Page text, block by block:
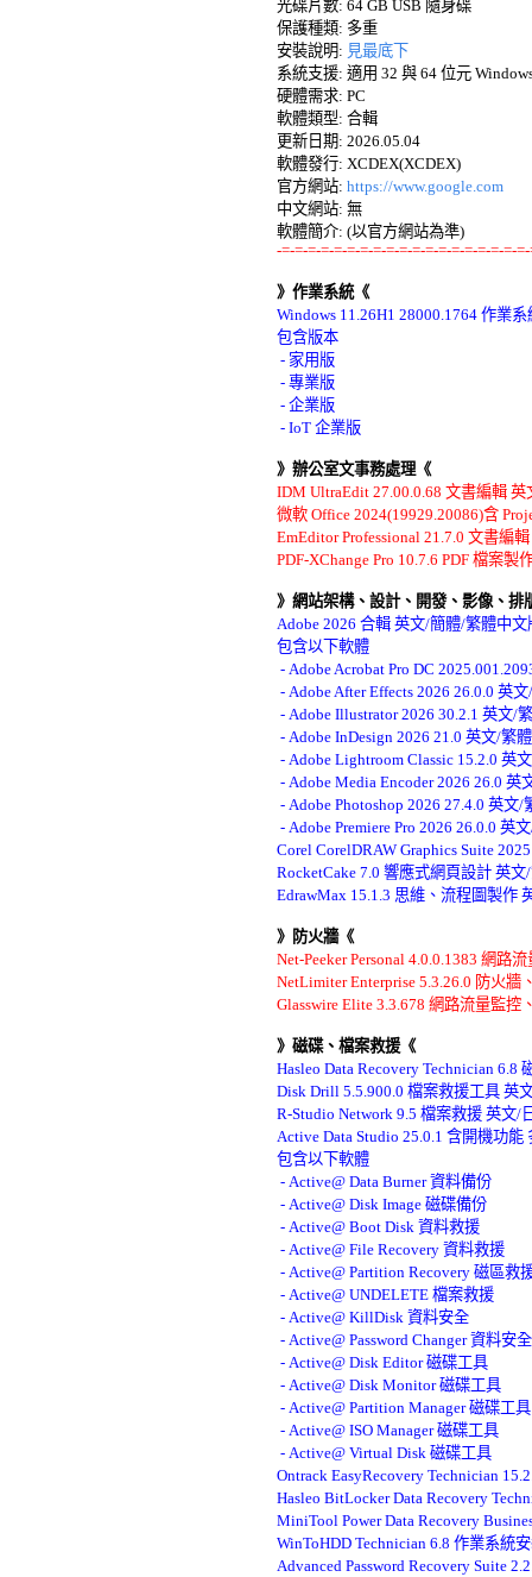
光碟片數: 64 GB USB 隨身碟
保護種類: 多重
安裝說明: 見最底下
系統支援: 適用 32 與 64 位元
硬體需求: PC
軟體類型: 合輯
更新日期: 2026.05.04
軟體發行: XCDEX(XCDEX)
官方網站: https://www.google.com
中文網站: 無
-=-=-=-=-=-=-=-=-=-=-=-=-=-=-=-=-=-=-
》作業系統《
Windows 11.26H1 28000.1764 作業
包含版本
- 家用版
- 專業版
- 企業版
》辦公室文事務處理《
IDM UltraEdit 27.00.0.68 文書編輯
微軟 Office 2024(19929.20086)含
EmEditor Professional 21.7.0 文書編
PDF-XChange Pro 10.7.6 PDF 檔案製
》網站架構、設計、開發、影像、排
Adobe 2026 合輯 英文/簡體/繁體中文
包含以下軟體
- Adobe Acrobat Pro DC
- Adobe After Effects 2026 26.0.0 英
- Adobe Illustrator 2026 30.2.1 英文/
- Adobe InDesign 2026 21.0 英文/繁
- Adobe Lightroom Classic 15.2.0 英
- Adobe Media Encoder 2026 26.0
- Adobe Photoshop 2026 27.4.0 英文
- Adobe Premiere Pro 2026 26.0.0 英
Corel CorelDRAW Graphics Suite
RocketCake 7.0 響應式網頁設計 英
EdrawMax 15.1.3 思維、流程圖製作
》防火牆《
Net-Peeker Personal 4.0.0.1383 網路
NetLimiter Enterprise 5.3.26.0 防火
》磁碟、檔案救援《
Hasleo Data Recovery Technician
Disk Drill 5.5.900.0 檔案救援工具 英
R-Studio Network 9.5 檔案救援 英文/
Active Data Studio 25.0.1 含開機功
包含以下軟體
- Active@ Data Burner 資料備份
- Active@ Disk Image 磁碟備份
- Active@ Boot Disk 資料救援
- Active@ File Recovery 資料救援
- Active@ Partition Recovery 磁區救
- Active@ UNDELETE 檔案救援
- Active@ KillDisk 資料安全
- Active@ Password Changer 資料安
- Active@ Disk Editor 磁碟工具
- Active@ Disk Monitor 磁碟工具
- Active@ Partition Manager 磁碟工
- Active@ ISO Manager 磁碟工具
- Active@ Virtual Disk 磁碟工具
Ontrack EasyRecovery Technician
Hasleo BitLocker Data Recovery
MiniTool Power Data Recovery
WinToHDD Technician 6.8 作業系統
Advanced Password Recovery Suite